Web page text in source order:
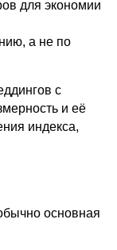
для экономии
а не по
с
и её
индекса,
основная